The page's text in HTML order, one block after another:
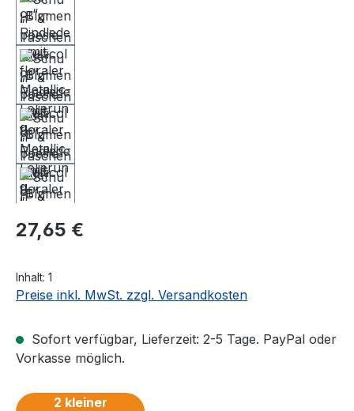
Regulärer Preis:
27,65 €
Inhalt: 1
Preise inkl. MwSt. zzgl. Versandkosten
Sofort verfügbar, Lieferzeit: 2-5 Tage. PayPal oder
Vorkasse möglich.
2 kleiner